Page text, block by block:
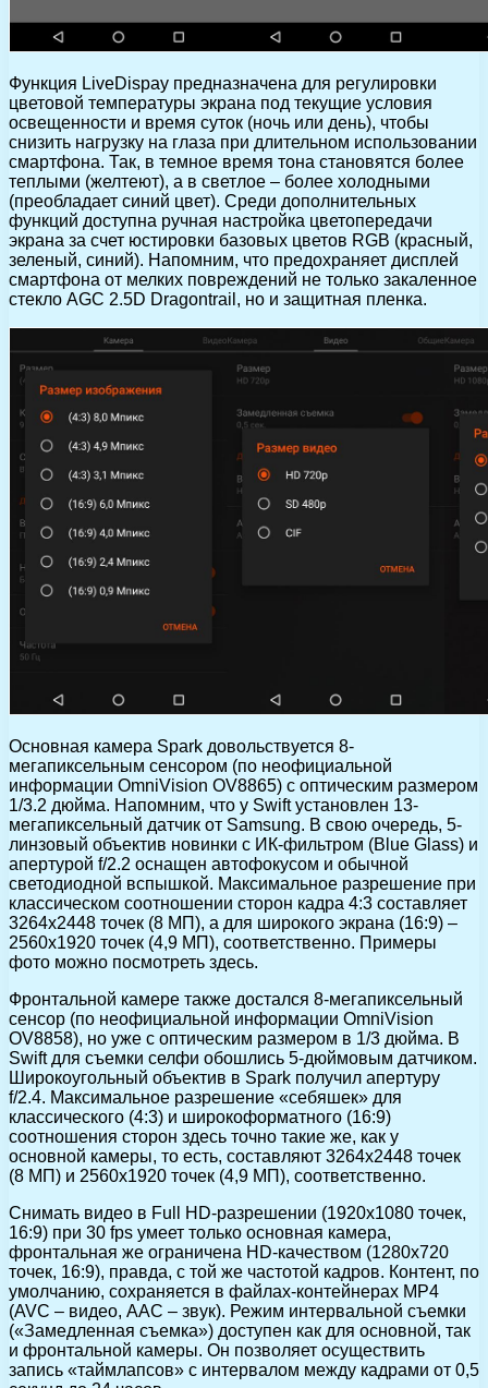
Функция LiveDispay предназначена для регулировки
цветовой температуры экрана под текущие условия
освещенности и время суток (ночь или день), чтобы
снизить нагрузку на глаза при длительном использовании
смартфона. Так, в темное время тона становятся более
теплыми (желтеют), а в светлое – более холодными
(преобладает синий цвет). Среди дополнительных
функций доступна ручная настройка цветопередачи
экрана за счет юстировки базовых цветов RGB (красный,
зеленый, синий). Напомним, что предохраняет дисплей
смартфона от мелких повреждений не только закаленное
стекло AGC 2.5D Dragontrail, но и защитная пленка.
Основная камера Spark довольствуется 8-
мегапиксельным сенсором (по неофициальной
информации OmniVision OV8865) c оптическим размером
1/3.2 дюйма. Напомним, что у Swift установлен 13-
мегапиксельный датчик от Samsung. В свою очередь, 5-
линзовый объектив новинки с ИК-фильтром (Blue Glass) и
апертурой f/2.2 оснащен автофокусом и обычной
светодиодной вспышкой. Максимальное разрешение при
классическом соотношении сторон кадра 4:3 составляет
3264х2448 точек (8 МП), а для широкого экрана (16:9) –
2560х1920 точек (4,9 МП), соответственно. Примеры
фото можно посмотреть здесь.
Фронтальной камере также достался 8-мегапиксельный
сенсор (по неофициальной информации OmniVision
OV8858), но уже с оптическим размером в 1/3 дюйма. В
Swift для съемки селфи обошлись 5-дюймовым датчиком.
Широкоугольный объектив в Spark получил апертуру
f/2.4. Максимальное разрешение «себяшек» для
классического (4:3) и широкоформатного (16:9)
соотношения сторон здесь точно такие же, как у
основной камеры, то есть, составляют 3264х2448 точек
(8 МП) и 2560х1920 точек (4,9 МП), соответственно.
Снимать видео в Full HD-разрешении (1920х1080 точек,
16:9) при 30 fps умеет только основная камера,
фронтальная же ограничена HD-качеством (1280х720
точек, 16:9), правда, с той же частотой кадров. Контент, по
умолчанию, сохраняется в файлах-контейнерах MP4
(AVC – видео, AAC – звук). Режим интервальной съемки
(«Замедленная съемка») доступен как для основной, так
и фронтальной камеры. Он позволяет осуществить
запись «таймлапсов» с интервалом между кадрами от 0,5